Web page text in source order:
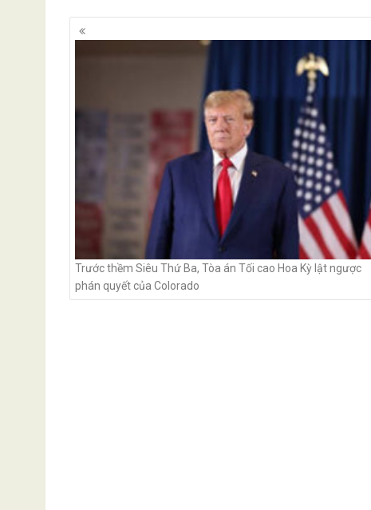
Posts
navigation
Trước thềm Siêu Thứ Ba, Tòa án Tối cao Hoa Kỳ lật ngược
phán quyết của Colorado